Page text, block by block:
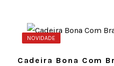
NOVIDADE
Cadeira Bona Com